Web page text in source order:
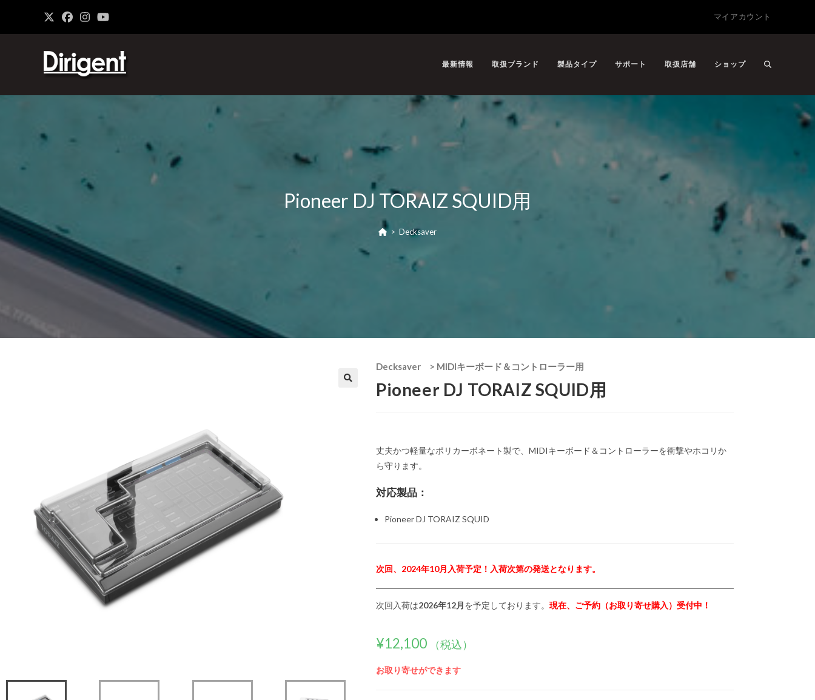
マイアカウント
最新情報 取扱ブランド 製品タイプ サポート 取扱店舗 ショップ
Pioneer DJ TORAIZ SQUID用
> Decksaver
Decksaver > MIDIキーボード＆コントローラー用
Pioneer DJ TORAIZ SQUID用
丈夫かつ軽量なポリカーボネート製で、MIDIキーボード＆コントローラーを衝撃やホコリか
ら守ります。
対応製品：
Pioneer DJ TORAIZ SQUID
次回、2024年10月入荷予定！入荷次第の発送となります。
次回入荷は2026年12月を予定しております。 現在、ご予約（お取り寄せ購入）受付中！
¥12,100 （税込）
お取り寄せができます